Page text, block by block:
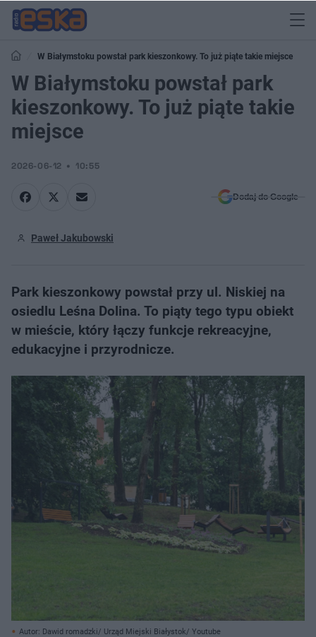
W Białymstoku powstał park kieszonkowy. To już piąte takie miejsce
W Białymstoku powstał park
kieszonkowy. To już piąte takie
miejsce
2026-06-12 10:55
Dodaj do Google
Paweł Jakubowski
Park kieszonkowy powstał przy ul. Niskiej na
osiedlu Leśna Dolina. To piąty tego typu obiekt
w mieście, który łączy funkcje rekreacyjne,
edukacyjne i przyrodnicze.
Autor: Dawid romadzki/ Urząd Miejski Białystok/ Youtube